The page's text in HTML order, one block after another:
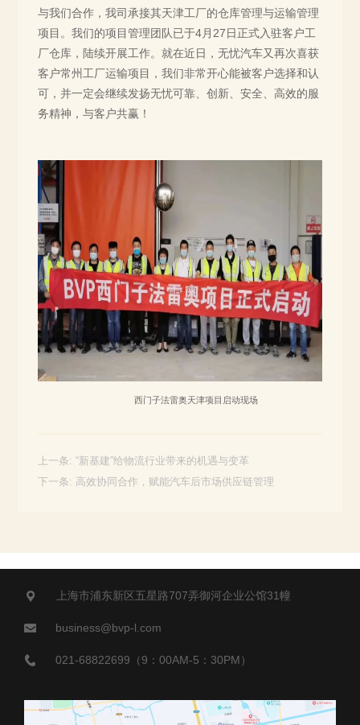
与我们合作，我司承接其天津工厂的仓库管理与运输管理
项目。我们的项目管理团队已于4月27日正式入驻客户工
厂仓库，陆续开展工作。就在近日，无忧汽车又再次喜获
客户常州工厂运输项目，我们非常开心能被客户选择和认
可，并一定会继续发扬无忧可靠、创新、安全、高效的服
务精神，与客户共赢！
西门子法雷奥天津项目启动现场
上一条:“新基建”给物流行业带来的机遇与变革
下一条: 高效协同合作，赋能汽车后市场供应链管理
上海市浦东新区五星路707弄御河企业公馆31幢
business@bvp-l.com
021-68822699（9：00AM-5：30PM）